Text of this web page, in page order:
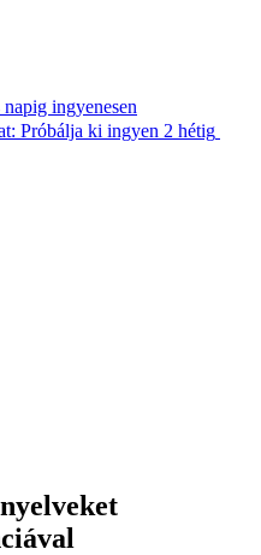
ingyenesen
Próbálja ki ingyen 2 hétig